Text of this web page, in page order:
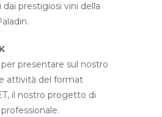
prestigiosi vini della
presentare sul nostro
attività del format
il nostro progetto di